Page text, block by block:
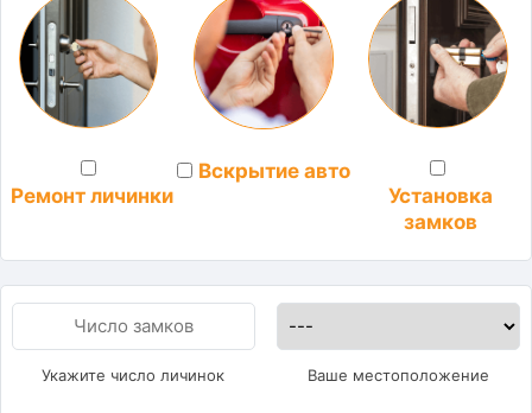
Ремонт личинки
Вскрытие авто
Установка
замков
Укажите число личинок Ваше местоположение